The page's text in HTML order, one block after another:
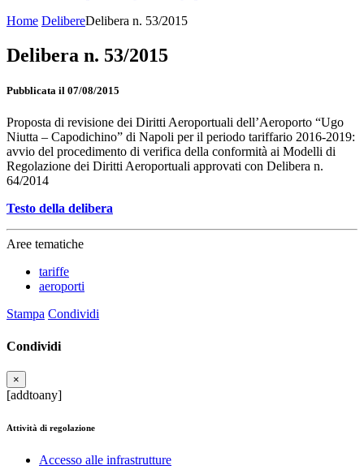
Home DelibereDelibera n. 53/2015
Delibera n. 53/2015
Pubblicata il 07/08/2015
Proposta di revisione dei Diritti Aeroportuali dell’Aeroporto “Ugo
Niutta – Capodichino” di Napoli per il periodo tariffario 2016-2019:
avvio del procedimento di verifica della conformità ai Modelli di
Regolazione dei Diritti Aeroportuali approvati con Delibera n.
64/2014
Testo della delibera
Aree tematiche
tariffe
aeroporti
Stampa Condividi
Condividi
×
[addtoany]
Attività di regolazione
Accesso alle infrastrutture